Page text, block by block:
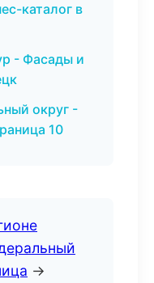
каталог в
- Фасады и
округ -
10
→